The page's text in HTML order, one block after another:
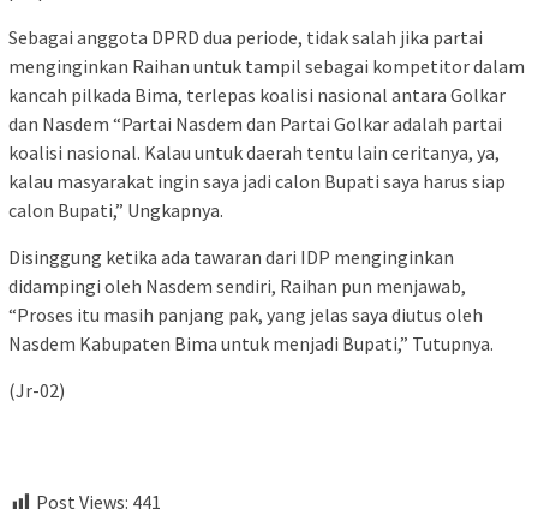
Sebagai anggota DPRD dua periode, tidak salah jika partai
menginginkan Raihan untuk tampil sebagai kompetitor dalam
kancah pilkada Bima, terlepas koalisi nasional antara Golkar
dan Nasdem “Partai Nasdem dan Partai Golkar adalah partai
koalisi nasional. Kalau untuk daerah tentu lain ceritanya, ya,
kalau masyarakat ingin saya jadi calon Bupati saya harus siap
calon Bupati,” Ungkapnya.
Disinggung ketika ada tawaran dari IDP menginginkan
didampingi oleh Nasdem sendiri, Raihan pun menjawab,
“Proses itu masih panjang pak, yang jelas saya diutus oleh
Nasdem Kabupaten Bima untuk menjadi Bupati,” Tutupnya.
(Jr-02)
Post Views: 441